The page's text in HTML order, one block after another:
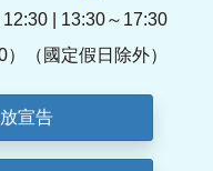
| 13:30～17:30
）（國定假日除外）
宣告